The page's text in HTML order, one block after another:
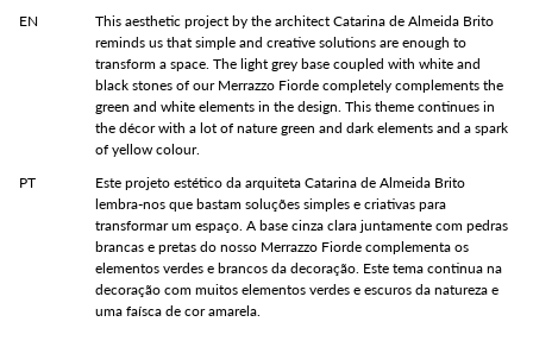
EN
This aesthetic project by the architect Catarina de Almeida Brito
reminds us that simple and creative solutions are enough to
transform a space. The light grey base coupled with white and
black stones of our Merrazzo Fiorde completely complements the
green and white elements in the design. This theme continues in
the décor with a lot of nature green and dark elements and a spark
of yellow colour.
PT
Este projeto estético da arquiteta Catarina de Almeida Brito
lembra-nos que bastam soluções simples e criativas para
transformar um espaço. A base cinza clara juntamente com pedras
brancas e pretas do nosso Merrazzo Fiorde complementa os
elementos verdes e brancos da decoração. Este tema continua na
decoração com muitos elementos verdes e escuros da natureza e
uma faísca de cor amarela.